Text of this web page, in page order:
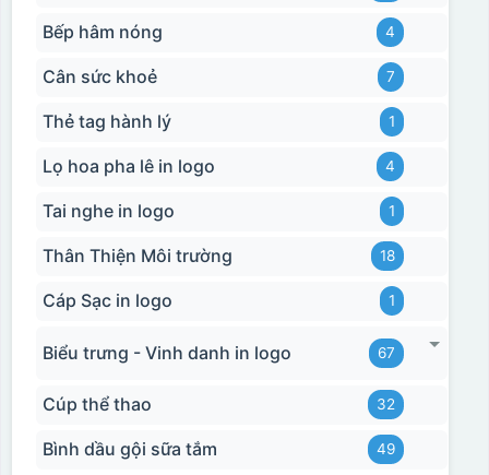
Bếp hâm nóng 4
Cân sức khoẻ 7
Thẻ tag hành lý 1
Lọ hoa pha lê in logo 4
Tai nghe in logo 1
Thân Thiện Môi trường 18
Cáp Sạc in logo 1
Biểu trưng - Vinh danh in logo 67
Cúp thể thao 32
Bình dầu gội sữa tắm 49